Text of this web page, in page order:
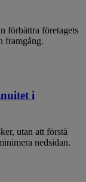
förbättra företagets
framgång.
i
utan att förstå
nedsidan.